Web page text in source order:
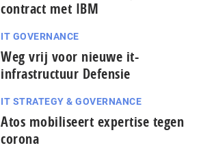
contract met IBM
IT GOVERNANCE
Weg vrij voor nieuwe it-
infrastructuur Defensie
IT STRATEGY & GOVERNANCE
Atos mobiliseert expertise tegen
corona